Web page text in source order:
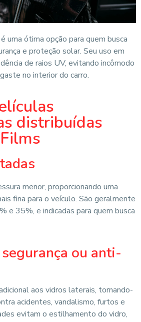
uma ótima opção para quem busca
e proteção solar. Seu uso em
de raios UV, evitando incômodo
no interior do carro.
distribuídas
menor, proporcionando uma
fina para o veículo. São geralmente
e 35%, e indicadas para quem busca
ou anti-
aos vidros laterais, tornando-
acidentes, vandalismo, furtos e
evitam o estilhamento do vidro,